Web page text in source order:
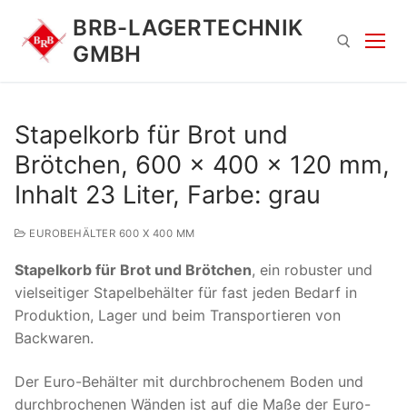
Inhalt
springen
BRB-LAGERTECHNIK
GMBH
Suchen
nach:
Stapelkorb für Brot und
Brötchen, 600 x 400 x 120 mm,
Inhalt 23 Liter, Farbe: grau
EUROBEHÄLTER 600 X 400 MM
Stapelkorb für Brot und Brötchen, ein robuster und
vielseitiger Stapelbehälter für fast jeden Bedarf in
Produktion, Lager und beim Transportieren von
Backwaren.
Der Euro-Behälter mit durchbrochenem Boden und
durchbrochenen Wänden ist auf die Maße der Euro-